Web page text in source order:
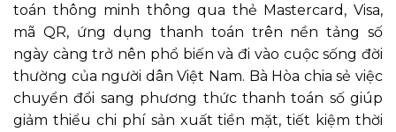
toán thông minh thông qua thẻ Mastercard, Visa,
mã QR, ứng dụng thanh toán trên nền tảng số
ngày càng trở nên phổ biến và đi vào cuộc sống đời
thường của người dân Việt Nam. Bà Hòa chia sẻ việc
chuyển đổi sang phương thức thanh toán số giúp
giảm thiểu chi phí sản xuất tiền mặt, tiết kiệm thời